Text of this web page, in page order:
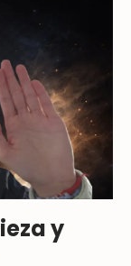
y